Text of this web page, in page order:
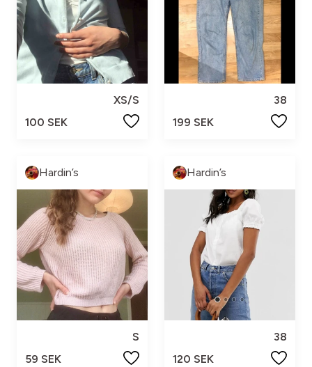
XS/S
100 SEK
38
199 SEK
Hardin’s
S
59 SEK
Hardin’s
38
120 SEK